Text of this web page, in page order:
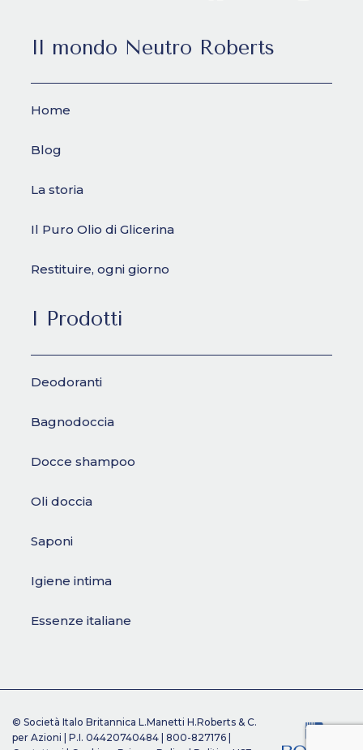
Il mondo Neutro Roberts
Home
Blog
La storia
Il Puro Olio di Glicerina
Restituire, ogni giorno
I Prodotti
Deodoranti
Bagnodoccia
Docce shampoo
Oli doccia
Saponi
Igiene intima
Essenze italiane
© Società Italo Britannica L.Manetti H.Roberts & C.
per Azioni | P.I. 04420740484 | 800-827176 |